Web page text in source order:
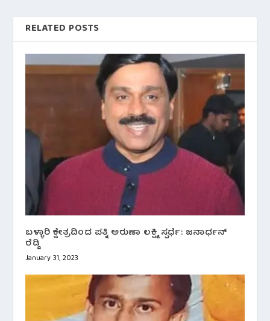
RELATED POSTS
ಬಳ್ಳಾರಿ ಕ್ಷೇತ್ರದಿಂದ ಪತ್ನಿ ಅರುಣಾ ಲಕ್ಷ್ಮಿ ಸ್ಪರ್ಧೆ: ಜನಾರ್ಧನ್
ರೆಡ್ಡಿ
January 31, 2023